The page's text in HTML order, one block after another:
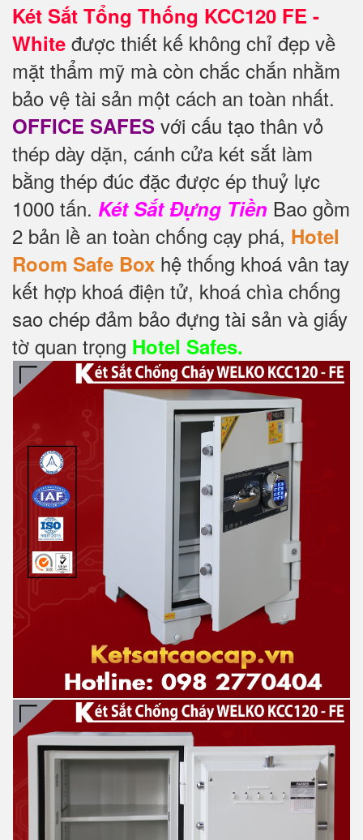
Két Sắt Tổng Thống KCC120 FE -
White được thiết kế không chỉ đẹp về
mặt thẩm mỹ mà còn chắc chắn nhằm
bảo vệ tài sản một cách an toàn nhất.
OFFICE SAFES với cấu tạo thân vỏ
thép dày dặn, cánh cửa két sắt làm
bằng thép đúc đặc được ép thuỷ lực
1000 tấn. Két Sắt Đựng Tiền Bao gồm
2 bản lề an toàn chống cạy phá, Hotel
Room Safe Box hệ thống khoá vân tay
kết hợp khoá điện tử, khoá chìa chống
sao chép đảm bảo đựng tài sản và giấy
tờ quan trọng Hotel Safes.